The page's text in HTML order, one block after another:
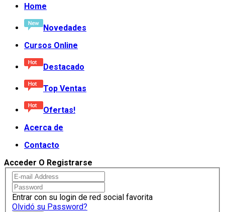
Home
Novedades
Cursos Online
Destacado
Top Ventas
Ofertas!
Acerca de
Contacto
Acceder O Registrarse
Entrar con su login de red social favorita
Olvidó su Password?